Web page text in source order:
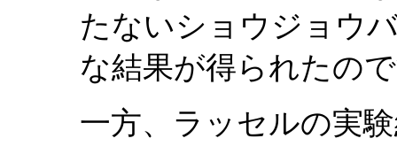
たないショウジョウ
な結果が得られたの
一方、ラッセルの実